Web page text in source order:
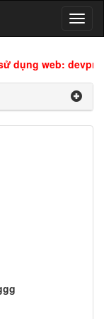
dụng web: